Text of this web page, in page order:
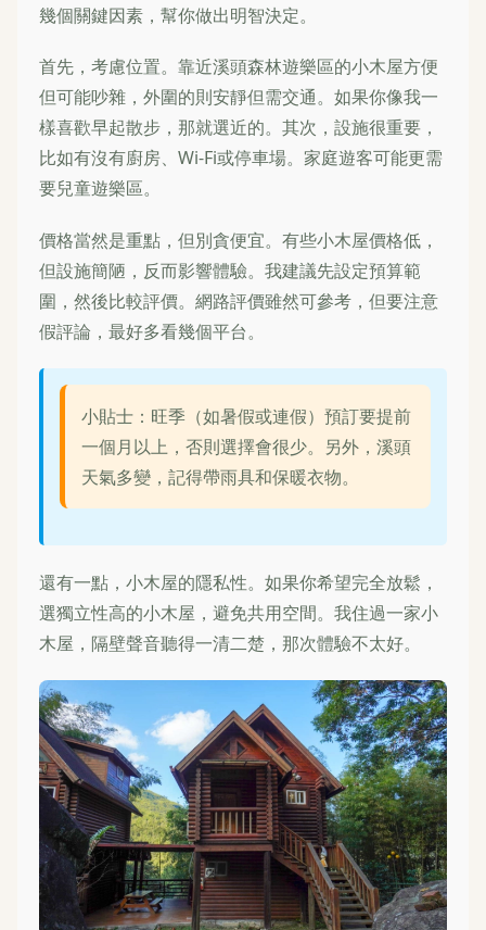
幾個關鍵因素，幫你做出明智決定。
首先，考慮位置。靠近溪頭森林遊樂區的小木屋方便
但可能吵雜，外圍的則安靜但需交通。如果你像我一
樣喜歡早起散步，那就選近的。其次，設施很重要，
比如有沒有廚房、Wi-Fi或停車場。家庭遊客可能更需
要兒童遊樂區。
價格當然是重點，但別貪便宜。有些小木屋價格低，
但設施簡陋，反而影響體驗。我建議先設定預算範
圍，然後比較評價。網路評價雖然可參考，但要注意
假評論，最好多看幾個平台。
小貼士：旺季（如暑假或連假）預訂要提前
一個月以上，否則選擇會很少。另外，溪頭
天氣多變，記得帶雨具和保暖衣物。
還有一點，小木屋的隱私性。如果你希望完全放鬆，
選獨立性高的小木屋，避免共用空間。我住過一家小
木屋，隔壁聲音聽得一清二楚，那次體驗不太好。